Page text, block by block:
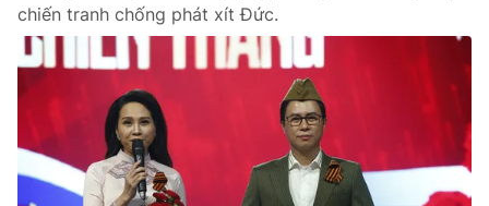
Video Shorts video
VTV Money VTV Thể thao
VTV Sức khoẻ Bất động sản
chiến tranh chống phát xít Đức.